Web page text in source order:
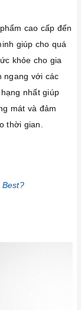
cao cấp đến
giúp cho quá
khỏe cho gia
ngang với các
nhất giúp
mát và đảm
thời gian.